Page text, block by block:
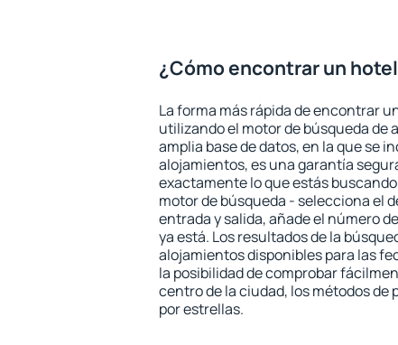
¿Cómo encontrar un
La forma más rápida de encontrar
utilizando el motor de búsqueda de
amplia base de datos, en la que se
alojamientos, es una garantía
exactamente lo que estás
motor de búsqueda - selecciona el
entrada y salida, añade el número
ya está. Los resultados de la
alojamientos disponibles para las
la posibilidad de comprobar
centro de la ciudad, los métodos de
por estrellas.